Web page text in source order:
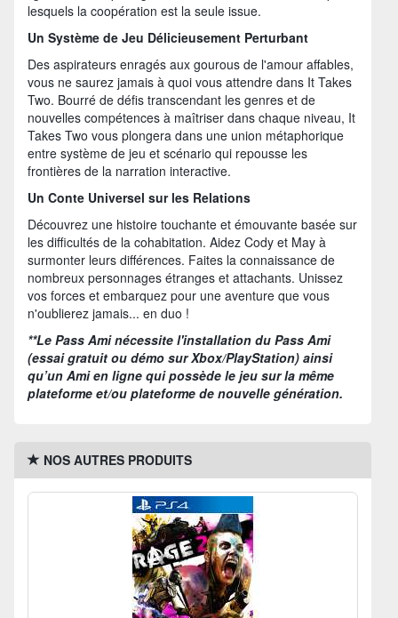
lesquels la coopération est la seule issue.
Un Système de Jeu Délicieusement Perturbant
Des aspirateurs enragés aux gourous de l'amour affables,
vous ne saurez jamais à quoi vous attendre dans It Takes
Two. Bourré de défis transcendant les genres et de
nouvelles compétences à maîtriser dans chaque niveau, It
Takes Two vous plongera dans une union métaphorique
entre système de jeu et scénario qui repousse les
frontières de la narration interactive.
Un Conte Universel sur les Relations
Découvrez une histoire touchante et émouvante basée sur
les difficultés de la cohabitation. Aidez Cody et May à
surmonter leurs différences. Faites la connaissance de
nombreux personnages étranges et attachants. Unissez
vos forces et embarquez pour une aventure que vous
n'oublierez jamais... en duo !
**Le Pass Ami nécessite l'installation du Pass Ami
(essai gratuit ou démo sur Xbox/PlayStation) ainsi
qu’un Ami en ligne qui possède le jeu sur la même
plateforme et/ou plateforme de nouvelle génération.
NOS AUTRES PRODUITS